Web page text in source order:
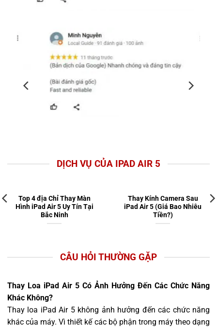
DỊCH VỤ CỦA IPAD AIR 5
Top 4 địa Chỉ Thay Màn
Hình iPad Air 5 Uy Tín Tại
Bắc Ninh
Thay Kính Camera Sau
iPad Air 5 (Giá Bao Nhiêu
Tiền?)
CÂU HỎI THƯỜNG GẶP
Thay Loa iPad Air 5 Có Ảnh Hưởng Đến Các Chức Năng
Khác Không?
Thay loa iPad Air 5 không ảnh hưởng đến các chức năng
khác của máy. Vì thiết kế các bộ phận trong máy theo dạng